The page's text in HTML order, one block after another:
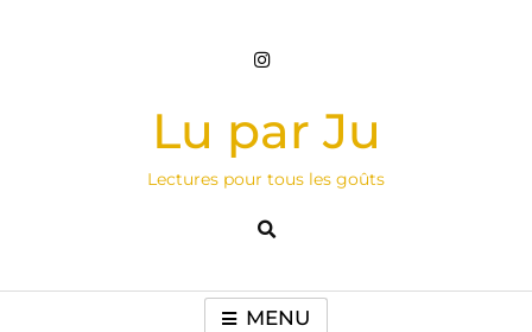
Lu par Ju
Lectures pour tous les goûts
MENU